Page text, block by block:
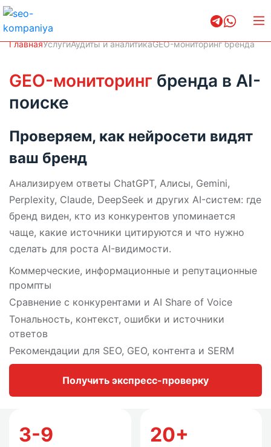
ГлавнаяУслугиАудиты и аналитикаGEO-мониторинг бренда
GEO-мониторинг бренда в AI-
поиске
Проверяем, как нейросети видят
ваш бренд
Анализируем ответы ChatGPT, Алисы, Gemini,
Perplexity, Claude, DeepSeek и других AI-систем: где
бренд виден, кто из конкурентов упоминается
чаще, какие источники цитируются и что нужно
сделать для роста AI-видимости.
Коммерческие, информационные и репутационные
промпты
Сравнение с конкурентами и AI Share of Voice
Тональность, контекст, ошибки и источники
ответов
Рекомендации для SEO, GEO, контента и SERM
Получить экспресс-проверку
3-9 20+